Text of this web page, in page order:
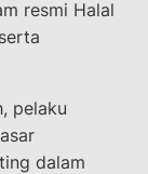
resmi Halal
pelaku
dalam